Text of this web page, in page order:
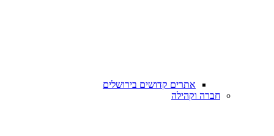
אתרים קדושים בירושלים
חברה וקהילה